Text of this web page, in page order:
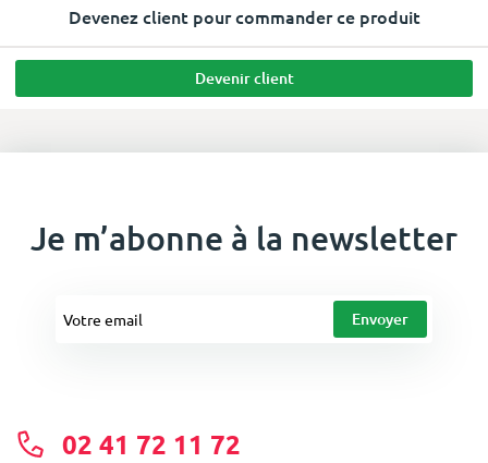
Devenez client pour commander ce produit
Devenir client
Je m’abonne à la newsletter
02 41 72 11 72